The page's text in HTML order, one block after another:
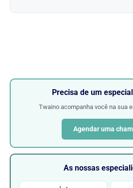
Precisa de um
Twaino acompanha você na sua
Agendar uma
As nossas